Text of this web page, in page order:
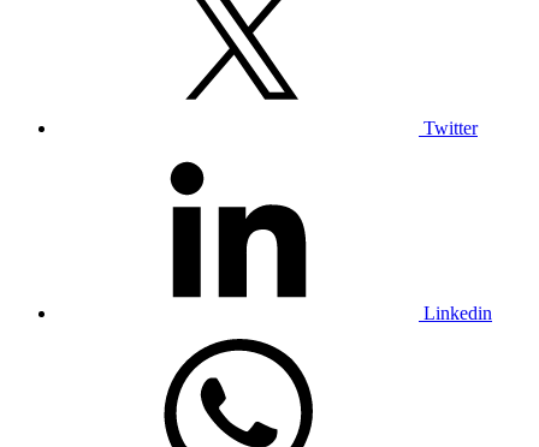
Twitter
Linkedin